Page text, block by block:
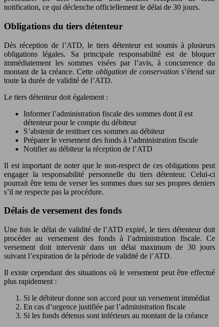
notification, ce qui déclenche officiellement le délai de 30 jours.
Obligations du tiers détenteur
Dès réception de l’ATD, le tiers détenteur est soumis à plusieurs
obligations légales. Sa principale responsabilité est de bloquer
immédiatement les sommes visées par l’avis, à concurrence du
montant de la créance. Cette obligation de conservation s’étend sur
toute la durée de validité de l’ATD.
Le tiers détenteur doit également :
Informer l’administration fiscale des sommes dont il est
détenteur pour le compte du débiteur
S’abstenir de restituer ces sommes au débiteur
Préparer le versement des fonds à l’administration fiscale
Notifier au débiteur la réception de l’ATD
Il est important de noter que le non-respect de ces obligations peut
engager la responsabilité personnelle du tiers détenteur. Celui-ci
pourrait être tenu de verser les sommes dues sur ses propres deniers
s’il ne respecte pas la procédure.
Délais de versement des fonds
Une fois le délai de validité de l’ATD expiré, le tiers détenteur doit
procéder au versement des fonds à l’administration fiscale. Ce
versement doit intervenir dans un délai maximum de 30 jours
suivant l’expiration de la période de validité de l’ATD.
Il existe cependant des situations où le versement peut être effectué
plus rapidement :
Si le débiteur donne son accord pour un versement immédiat
En cas d’urgence justifiée par l’administration fiscale
Si les fonds détenus sont inférieurs au montant de la créance